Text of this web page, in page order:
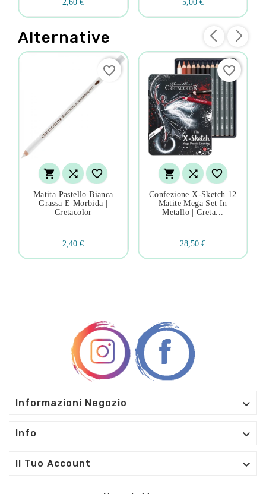
2,60 € 5,00 €
Alternative
  
Matita Pastello Bianca
Grassa E Morbida |
Cretacolor
2,40 €
favorite_border
  
Confezione X-Sketch 12
Matite Mega Set In
Metallo | Creta...
28,50 €
favorite_border
Informazioni Negozio 
Info 
Il Tuo Account 